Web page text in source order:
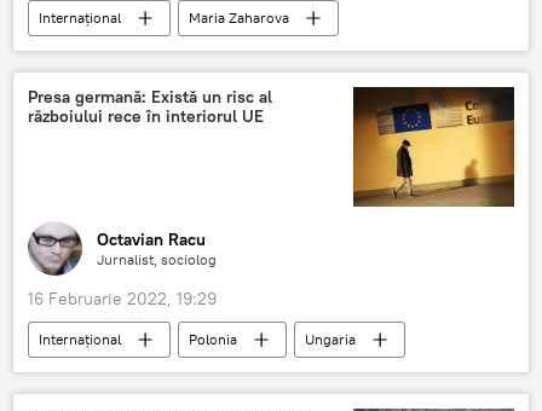
Internaţional
Maria Zaharova
România
NATO
Presa germană: Există un risc al
războiului rece în interiorul UE
Octavian Racu
Jurnalist, sociolog
16 Februarie 2022, 19:29
Internaţional Polonia
Ungaria
Uniunea Europeană